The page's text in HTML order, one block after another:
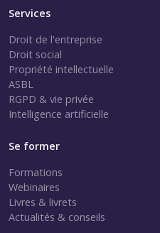
Services
Droit de l'entreprise
Droit social
Propriété intellectuelle
ASBL
RGPD & vie privée
Intelligence artificielle
Se former
Formations
Webinaires
Livres & livrets
Actualités & conseils